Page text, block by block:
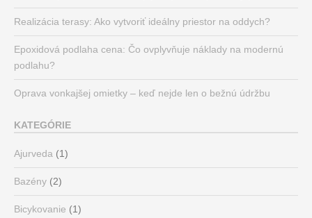
Realizácia terasy: Ako vytvoriť ideálny priestor na oddych?
Epoxidová podlaha cena: Čo ovplyvňuje náklady na modernú
podlahu?
Oprava vonkajšej omietky – keď nejde len o bežnú údržbu
KATEGÓRIE
Ajurveda (1)
Bazény (2)
Bicykovanie (1)